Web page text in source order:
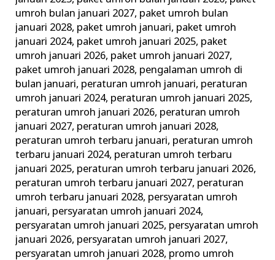
umroh bulan januari 2027, paket umroh bulan
januari 2028, paket umroh januari, paket umroh
januari 2024, paket umroh januari 2025, paket
umroh januari 2026, paket umroh januari 2027,
paket umroh januari 2028, pengalaman umroh di
bulan januari, peraturan umroh januari, peraturan
umroh januari 2024, peraturan umroh januari 2025,
peraturan umroh januari 2026, peraturan umroh
januari 2027, peraturan umroh januari 2028,
peraturan umroh terbaru januari, peraturan umroh
terbaru januari 2024, peraturan umroh terbaru
januari 2025, peraturan umroh terbaru januari 2026,
peraturan umroh terbaru januari 2027, peraturan
umroh terbaru januari 2028, persyaratan umroh
januari, persyaratan umroh januari 2024,
persyaratan umroh januari 2025, persyaratan umroh
januari 2026, persyaratan umroh januari 2027,
persyaratan umroh januari 2028, promo umroh